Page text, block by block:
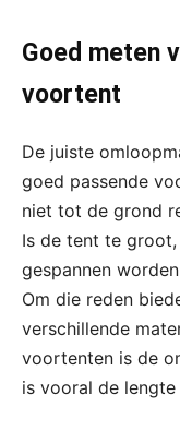
Goed meten
voortent
De juiste
goed passende
niet tot de grond
Is de tent te
gespannen
Om die reden
verschillende
voortenten is de
is vooral de